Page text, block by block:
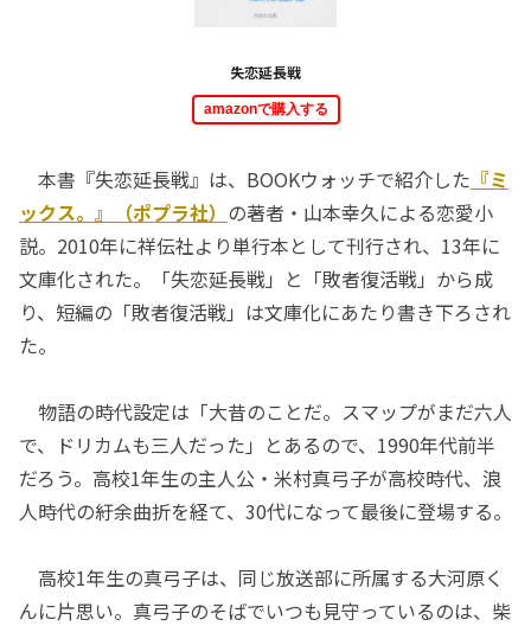
失恋延長戦
amazonで購入する
本書『失恋延長戦』は、BOOKウォッチで紹介した 『ミ
ックス。』（ポプラ社） の著者・山本幸久による恋愛小
説。2010年に祥伝社より単行本として刊行され、13年に
文庫化された。「失恋延長戦」と「敗者復活戦」から成
り、短編の「敗者復活戦」は文庫化にあたり書き下ろされ
た。
物語の時代設定は「大昔のことだ。スマップがまだ六人
で、ドリカムも三人だった」とあるので、1990年代前半
だろう。高校1年生の主人公・米村真弓子が高校時代、浪
人時代の紆余曲折を経て、30代になって最後に登場する。
高校1年生の真弓子は、同じ放送部に所属する大河原く
んに片思い。真弓子のそばでいつも見守っているのは、柴